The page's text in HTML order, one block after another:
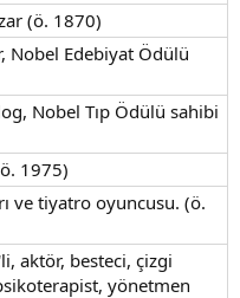
(ö. 1870)
Nobel Edebiyat Ödülü
Nobel Tıp Ödülü sahibi
1975)
ve tiyatro oyuncusu. (ö.
aktör, besteci, çizgi
yönetmen